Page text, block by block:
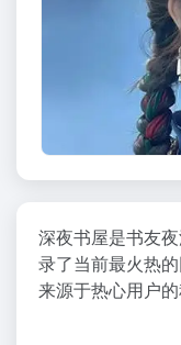
深夜书屋是书友
录了当前最火热
来源于热心用户